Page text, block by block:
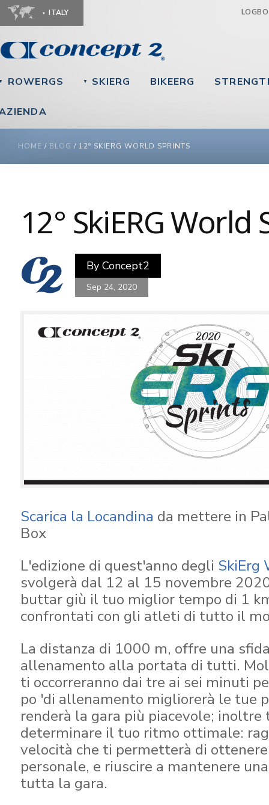
ITALY
ROWERGS ▼ SKIERG BIKEERG
YOU ARE HERE
HOME / BLOG / 12° SKIERG WORLD SPRINTS
12° SkiERG World
By Concept2
Sep 24, 2020
Scarica la Locandina da mettere in
Box
L'edizione di quest'anno degli SkiErg
svolgerà dal 12 al 15 novembre
buttar giù il tuo miglior tempo di 1
confrontati con gli atleti di tutto il
La distanza di 1000 m, offre una
allenamento alla portata di tutti.
ti occorreranno dai tre ai sei minuti
po 'di allenamento migliorerà le tue
renderà la gara più piacevole; inoltre
determinare il tuo ritmo ottimale:
velocità che ti permetterà di
personale, e riuscire a mantenere
tutta la gara.